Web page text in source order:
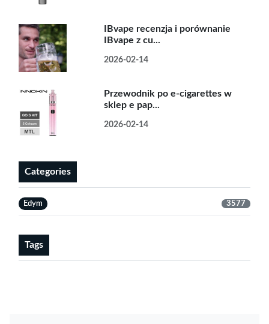
IBvape recenzja i porównanie
IBvape z cu...
2026-02-14
Przewodnik po e-cigarettes w
sklep e pap...
2026-02-14
Categories
Edym 3577
Tags